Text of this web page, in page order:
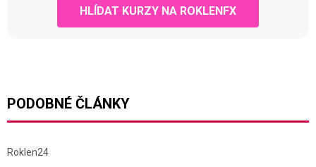
HLÍDAT KURZY NA ROKLENFX
PODOBNÉ ČLÁNKY
Roklen24